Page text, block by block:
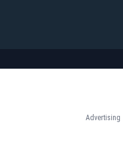
Advertising